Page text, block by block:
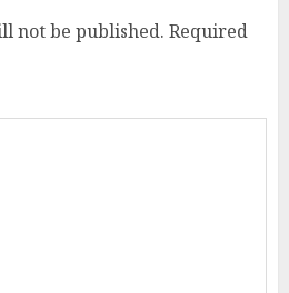
not be published. Required